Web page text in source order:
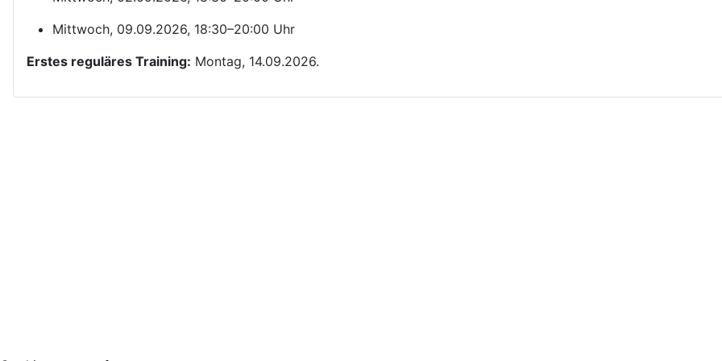
Mittwoch, 09.09.2026, 18:30–20:00 Uhr
Erstes reguläres Training: Montag, 14.09.2026.